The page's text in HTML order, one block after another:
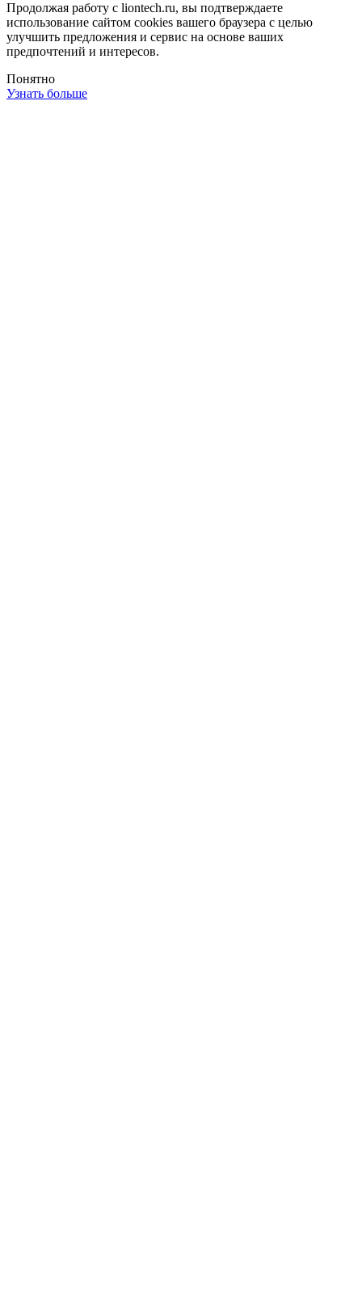
Продолжая работу с liontech.ru, вы подтверждаете
использование сайтом cookies вашего браузера с целью
улучшить предложения и сервис на основе ваших
предпочтений и интересов.
Понятно
Узнать больше